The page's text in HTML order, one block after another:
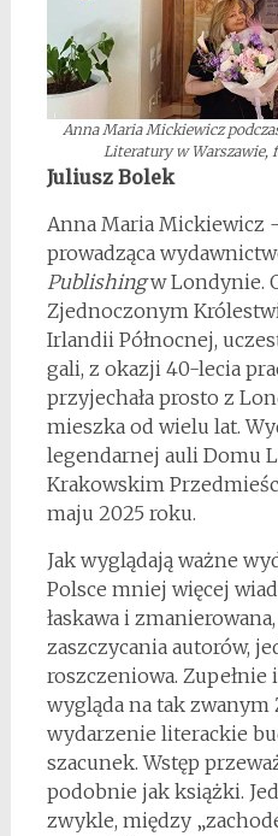
Anna Maria Mickiewicz
Literatury w Warszawie,
Juliusz Bolek
Anna Maria Mickiewicz
prowadząca
Publishingw Londynie.
Zjednoczonym
Irlandii Północnej,
gali, z okazji 40-lecia
przyjechała prosto z
mieszka od wielu lat.
legendarnej auli Domu
Krakowskim
maju 2025 roku.
Jak wyglądają ważne
Polsce mniej więcej
łaskawa i
zaszczycania autorów,
roszczeniowa. Zupełnie
wygląda na tak zwanym
wydarzenie literackie
szacunek. Wstęp
podobnie jak książki.
zwykle, między